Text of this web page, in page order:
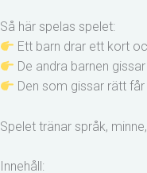
Så här spelas spelet:
Ett barn drar ett kort
De andra barnen
Den som gissar rätt
Spelet tränar språk,
Innehåll: